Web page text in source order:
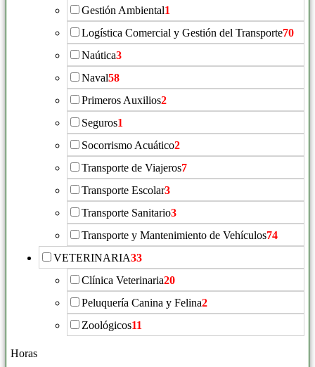
Gestión Ambiental1
Logística Comercial y Gestión del Transporte70
Naútica3
Naval58
Primeros Auxilios2
Seguros1
Socorrismo Acuático2
Transporte de Viajeros7
Transporte Escolar3
Transporte Sanitario3
Transporte y Mantenimiento de Vehículos74
VETERINARIA33
Clínica Veterinaria20
Peluquería Canina y Felina2
Zoológicos11
Horas